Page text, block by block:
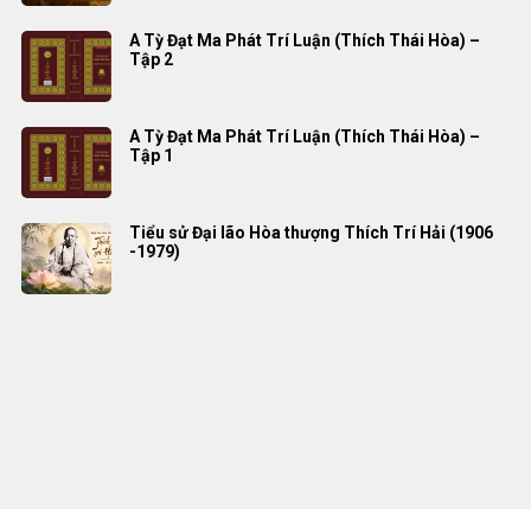
A Tỳ Đạt Ma Phát Trí Luận (Thích Thái Hòa) –
Tập 2
A Tỳ Đạt Ma Phát Trí Luận (Thích Thái Hòa) –
Tập 1
Tiểu sử Đại lão Hòa thượng Thích Trí Hải (1906
-1979)